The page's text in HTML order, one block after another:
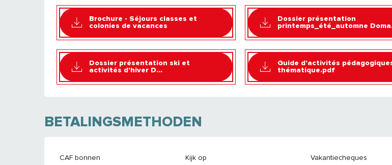
Brochure - Séjours classes et
colonies de vacances
Dossier présentation
printemps_été_automne
Dossier présentation ski et
activités d'hiver D...
Guide d'activités
thématique.pdf
BETALINGSMETHODEN
CAF bonnen Kijk op Vakantiecheques